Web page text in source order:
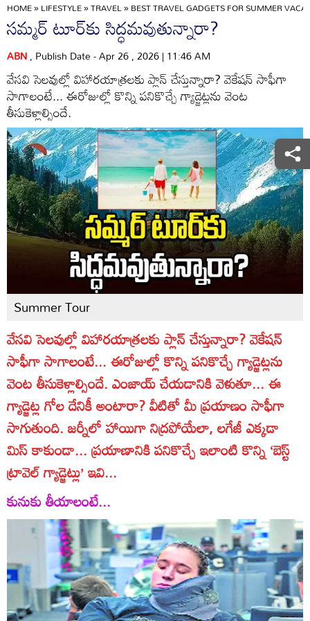
HOME»LIFESTYLE»TRAVEL»BEST TRAVEL GADGETS FOR SUMMER
సమ్మర్‌ టూర్‌కు సిద్ధమవుతున్నారా?
ABN, Publish Date - Apr 26 , 2026 | 11:46 AM
వేసవి సెలవుల్లో విహారయాత్రలకు ప్లాన్‌ చేస్తున్నారా? వెకేషన్‌ సాఫీగా
సాగాలంటే... ఈరోజుల్లో కొన్ని పనికొచ్చే గ్యాడ్జెట్లను వెంట
తీసుకెళ్లాల్సిందే.
Summer Tour
వేసవి సెలవుల్లో విహారయాత్రలకు ప్లాన్‌ చేస్తున్నారా? వెకేషన్‌
సాఫీగా సాగాలంటే... ఈరోజుల్లో కొన్ని పనికొచ్చే గ్యాడ్జెట్లను
వెంట తీసుకెళ్లాల్సిందే. ఎంజాయ్‌ చేయడానికి వెళుతూ... ఈ
గ్యాడ్జెట్ల గోల దేనికీ అంటారా? వీటితో మీ ప్రయాణం సాఫీగా
సాగుతుంది. జర్నీలో హాయిగా నిద్రపోయేలా, లగేజీ ఎక్కడా
మిస్‌ కాకుండా... ప్రయాణానికి పనికొచ్చే ఇలాంటి కొన్ని ‘బెస్ట్‌
ట్రావెల్‌ గ్యాడ్జెట్లు’ ఇవి...
కునుకు తీయాలంటే...